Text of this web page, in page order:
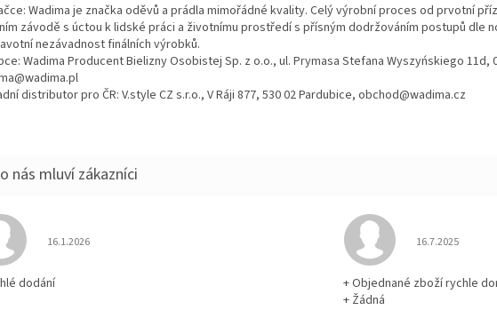
Wadima je značka oděvů a prádla mimořádné kvality. Celý výrobní proces od prvotní
závodě s úctou k lidské práci a životnímu prostředí s přísným dodržováním postupů dle
nezávadnost finálních výrobků.
Wadima Producent Bielizny Osobistej Sp. z o.o., ul. Prymasa Stefana Wyszyńskiego 11d,
distributor pro ČR: V.style CZ s.r.o., V Ráji 877, 530 02 Pardubice, obchod@wadima.cz
Hodnocení obchodu je 5 z 5 hvězdiček.
16.1.2026
dodání
Hodnocení
16.7.2025
+ Objednané zboží rychle
+ Žádná